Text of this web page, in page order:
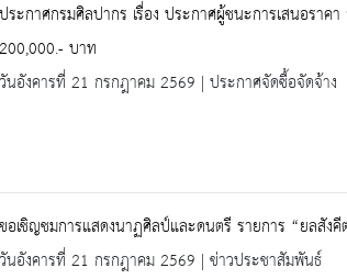
ประกาศกรมศิลปากร เรื่อง ประกาศผู้ชนะการเสนอราค
200,000.- บาท
วันอังคารที่ 21 กรกฎาคม 2569 | ประกาศจัดซื้อจัดจ้าง
ขอเชิญชมการแสดงนาฏศิลป์และดนตรี รายการ “ยลสังคี
วันอังคารที่ 21 กรกฎาคม 2569 | ข่าวประชาสัมพันธ์